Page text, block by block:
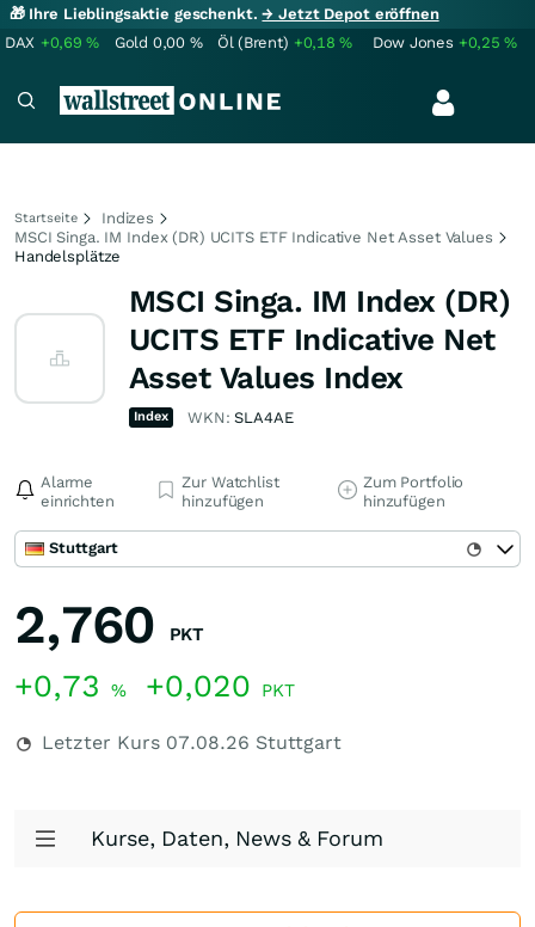
🎁 Ihre Lieblingsaktie geschenkt.→ Jetzt Depot eröffnen
DAX +0,69% Gold 0,00 % Öl (Brent) +0,18% Dow Jones +0,25%
Startseite
Indizes
MSCI Singa. IM Index (DR) UCITS ETF Indicative Net Asset Values
Handelsplätze
MSCI Singa. IM Index (DR)
UCITS ETF Indicative Net
Asset Values Index
Index WKN:SLA4AE
Alarme
einrichten
Zur Watchlist
hinzufügen
Zum Portfolio
hinzufügen
Stuttgart
2,760 PKT
+0,73 % +0,020 PKT
Letzter Kurs 07.08.26 Stuttgart
Kurse, Daten, News & Forum